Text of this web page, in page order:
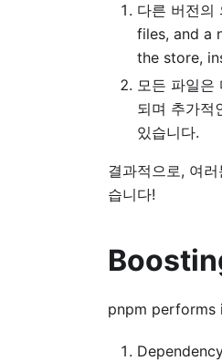
다른 버전의
files, and a
the store,
모든 파일은
되며 추가적
있습니다.
결과적으로, 여
습니다!
pnpm performs